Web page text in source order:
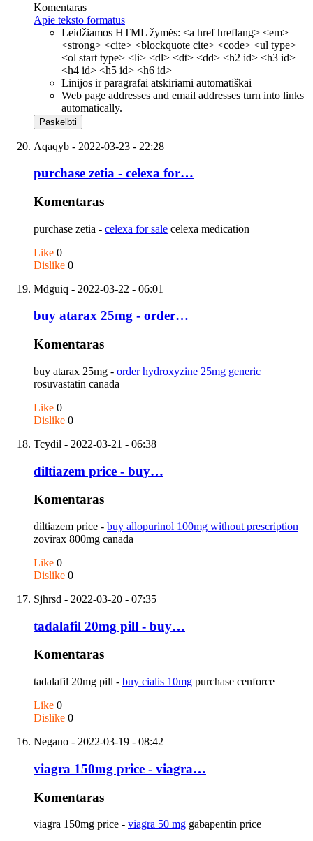
Komentaras
Apie teksto formatus
Leidžiamos HTML žymės: <a href hreflang> <em>
<strong> <cite> <blockquote cite> <code> <ul type>
<ol start type> <li> <dl> <dt> <dd> <h2 id> <h3 id>
<h4 id> <h5 id> <h6 id>
Linijos ir paragrafai atskiriami automatiškai
Web page addresses and email addresses turn into links
automatically.
Aqaqyb - 2022-03-23 - 22:28
purchase zetia - celexa for…
Komentaras
purchase zetia - celexa for sale celexa medication
Like 0
Dislike 0
Mdguiq - 2022-03-22 - 06:01
buy atarax 25mg - order…
Komentaras
buy atarax 25mg - order hydroxyzine 25mg generic
rosuvastatin canada
Like 0
Dislike 0
Tcydil - 2022-03-21 - 06:38
diltiazem price - buy…
Komentaras
diltiazem price - buy allopurinol 100mg without prescription
zovirax 800mg canada
Like 0
Dislike 0
Sjhrsd - 2022-03-20 - 07:35
tadalafil 20mg pill - buy…
Komentaras
tadalafil 20mg pill - buy cialis 10mg purchase cenforce
Like 0
Dislike 0
Negano - 2022-03-19 - 08:42
viagra 150mg price - viagra…
Komentaras
viagra 150mg price - viagra 50 mg gabapentin price